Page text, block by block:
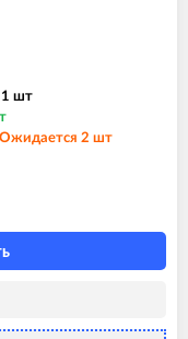
1 шт
Ожидается 2 шт